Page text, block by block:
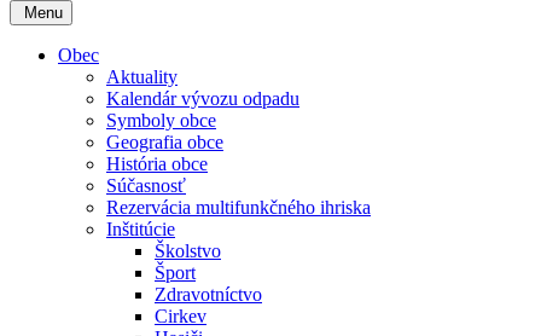
Menu
Obec
Aktuality
Kalendár vývozu odpadu
Symboly obce
Geografia obce
História obce
Súčasnosť
Rezervácia multifunkčného ihriska
Inštitúcie
Školstvo
Šport
Zdravotníctvo
Cirkev